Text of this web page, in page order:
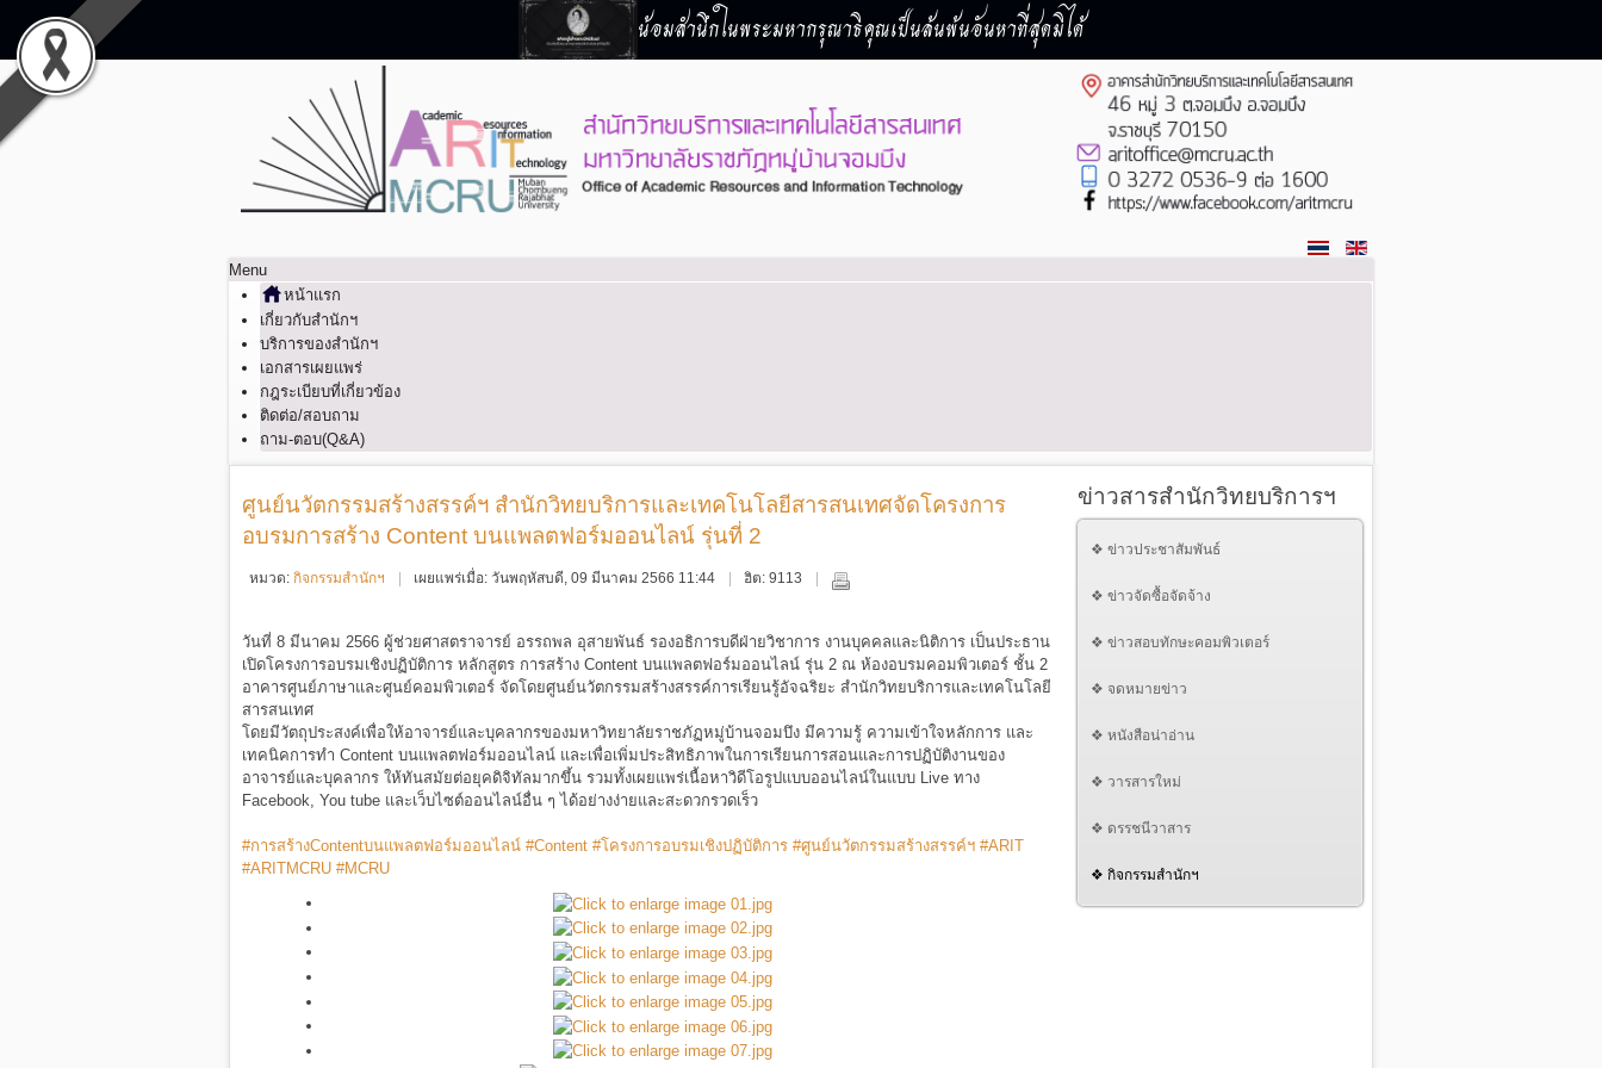
น้อมสำนึกในพระมหากรุณาธิคุณเป็นล้นพ้นอันหาที่สุดมิได้
Menu
หน้าแรก
เกี่ยวกับสำนักฯ
บริการของสำนักฯ
เอกสารเผยแพร่
กฎระเบียบที่เกี่ยวข้อง
ติดต่อ/สอบถาม
ถาม-ตอบ(Q&A)
ศูนย์นวัตกรรมสร้างสรรค์ฯ สำนักวิทยบริการและเทคโนโลยีสารสนเทศจัดโครงการ
อบรมการสร้าง Content บนแพลตฟอร์มออนไลน์ รุ่นที่ 2
หมวด: กิจกรรมสำนักฯ เผยแพร่เมื่อ: วันพฤหัสบดี, 09 มีนาคม 2566 11:44 ฮิต: 9113
วันที่ 8 มีนาคม 2566 ผู้ช่วยศาสตราจารย์ อรรถพล อุสายพันธ์ รองอธิการบดีฝ่ายวิชาการ งานบุคคลและนิติการ เป็นประธาน
เปิดโครงการอบรมเชิงปฏิบัติการ หลักสูตร การสร้าง Content บนแพลตฟอร์มออนไลน์ รุ่น 2 ณ ห้องอบรมคอมพิวเตอร์ ชั้น 2
อาคารศูนย์ภาษาและศูนย์คอมพิวเตอร์ จัดโดยศูนย์นวัตกรรมสร้างสรรค์การเรียนรู้อัจฉริยะ สำนักวิทยบริการและเทคโนโลยี
สารสนเทศ
โดยมีวัตถุประสงค์เพื่อให้อาจารย์และบุคลากรของมหาวิทยาลัยราชภัฏหมู่บ้านจอมบึง มีความรู้ ความเข้าใจหลักการ และ
เทคนิคการทำ Content บนแพลตฟอร์มออนไลน์ และเพื่อเพิ่มประสิทธิภาพในการเรียนการสอนและการปฏิบัติงานของ
อาจารย์และบุคลากร ให้ทันสมัยต่อยุคดิจิทัลมากขึ้น รวมทั้งเผยแพร่เนื้อหาวิดีโอรูปแบบออนไลน์ในแบบ Live ทาง
Facebook, You tube และเว็บไซต์ออนไลน์อื่น ๆ ได้อย่างง่ายและสะดวกรวดเร็ว
#การสร้างContentบนแพลตฟอร์มออนไลน์ #Content #โครงการอบรมเชิงปฏิบัติการ #ศูนย์นวัตกรรมสร้างสรรค์ฯ #ARIT
#ARITMCRU #MCRU
ข่าวสารสำนักวิทยบริการฯ
❖ ข่าวประชาสัมพันธ์
❖ ข่าวจัดซื้อจัดจ้าง
❖ ข่าวสอบทักษะคอมพิวเตอร์
❖ จดหมายข่าว
❖ หนังสือน่าอ่าน
❖ วารสารใหม่
❖ ดรรชนีวาสาร
❖ กิจกรรมสำนักฯ